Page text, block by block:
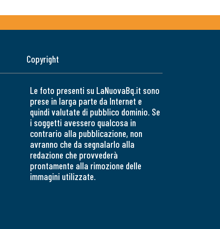
Copyright
Le foto presenti su LaNuovaBq.it sono
prese in larga parte da Internet e
quindi valutate di pubblico dominio. Se
i soggetti avessero qualcosa in
contrario alla pubblicazione, non
avranno che da segnalarlo alla
redazione che provvederà
prontamente alla rimozione delle
immagini utilizzate.